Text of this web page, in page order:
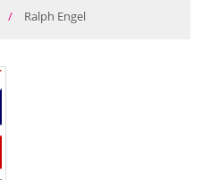
/ Ralph Engel